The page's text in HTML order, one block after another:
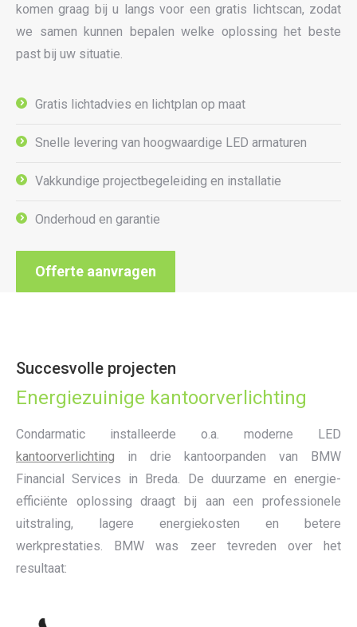
komen graag bij u langs voor een gratis lichtscan, zodat
we samen kunnen bepalen welke oplossing het beste
past bij uw situatie.
Gratis lichtadvies en lichtplan op maat
Snelle levering van hoogwaardige LED armaturen
Vakkundige projectbegeleiding en installatie
Onderhoud en garantie
Offerte aanvragen
Succesvolle projecten
Energiezuinige kantoorverlichting
Condarmatic installeerde o.a. moderne LED
kantoorverlichting in drie kantoorpanden van BMW
Financial Services in Breda. De duurzame en energie-
efficiënte oplossing draagt bij aan een professionele
uitstraling, lagere energiekosten en betere
werkprestaties. BMW was zeer tevreden over het
resultaat: